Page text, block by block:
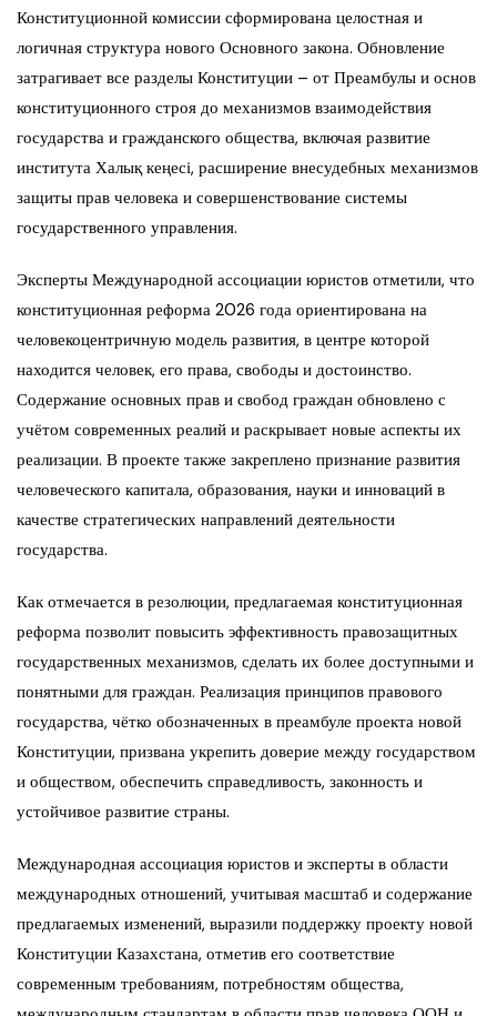
Конституционной комиссии сформирована целостная и
логичная структура нового Основного закона. Обновление
затрагивает все разделы Конституции – от Преамбулы и основ
конституционного строя до механизмов взаимодействия
государства и гражданского общества, включая развитие
института Халық кеңесі, расширение внесудебных механизмов
защиты прав человека и совершенствование системы
государственного управления.
Эксперты Международной ассоциации юристов отметили, что
конституционная реформа 2026 года ориентирована на
человекоцентричную модель развития, в центре которой
находится человек, его права, свободы и достоинство.
Содержание основных прав и свобод граждан обновлено с
учётом современных реалий и раскрывает новые аспекты их
реализации. В проекте также закреплено признание развития
человеческого капитала, образования, науки и инноваций в
качестве стратегических направлений деятельности
государства.
Как отмечается в резолюции, предлагаемая конституционная
реформа позволит повысить эффективность правозащитных
государственных механизмов, сделать их более доступными и
понятными для граждан. Реализация принципов правового
государства, чётко обозначенных в преамбуле проекта новой
Конституции, призвана укрепить доверие между государством
и обществом, обеспечить справедливость, законность и
устойчивое развитие страны.
Международная ассоциация юристов и эксперты в области
международных отношений, учитывая масштаб и содержание
предлагаемых изменений, выразили поддержку проекту новой
Конституции Казахстана, отметив его соответствие
современным требованиям, потребностям общества,